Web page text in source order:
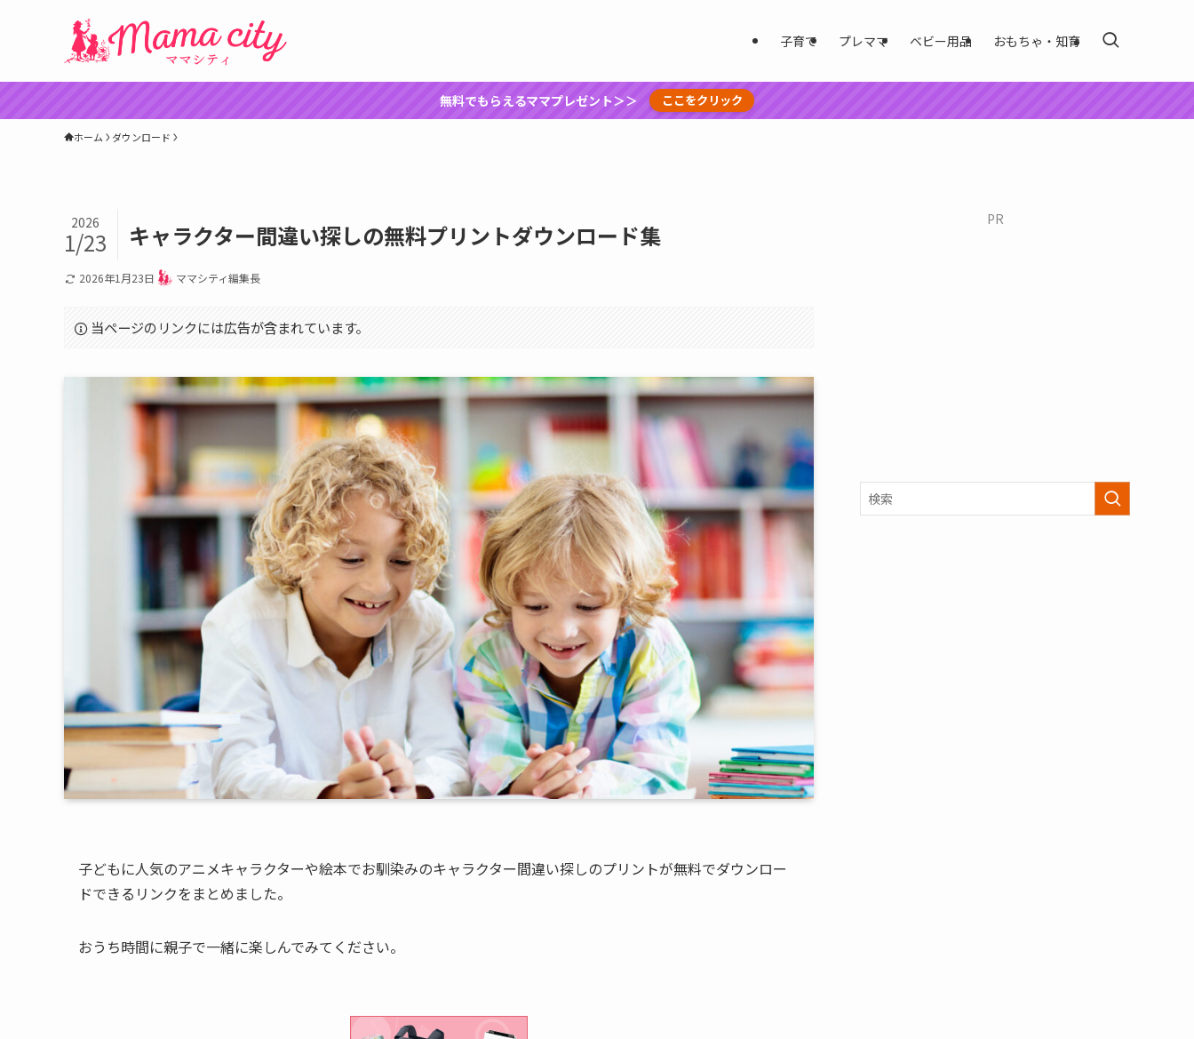
子育て プレママ ベビー用品 おもちゃ・知育
無料でもらえるママプレゼント＞＞ ここをクリック
ホーム ダウンロード
キャラクター間違い探しの無料プリントダウンロード集
2026
1/23
2026年1月23日 ママシティ編集長
当ページのリンクには広告が含まれています。
子どもに人気のアニメキャラクターや絵本でお馴染みのキャラクター間違い探しのプリントが無料でダウンロー
ドできるリンクをまとめました。
おうち時間に親子で一緒に楽しんでみてください。
PR